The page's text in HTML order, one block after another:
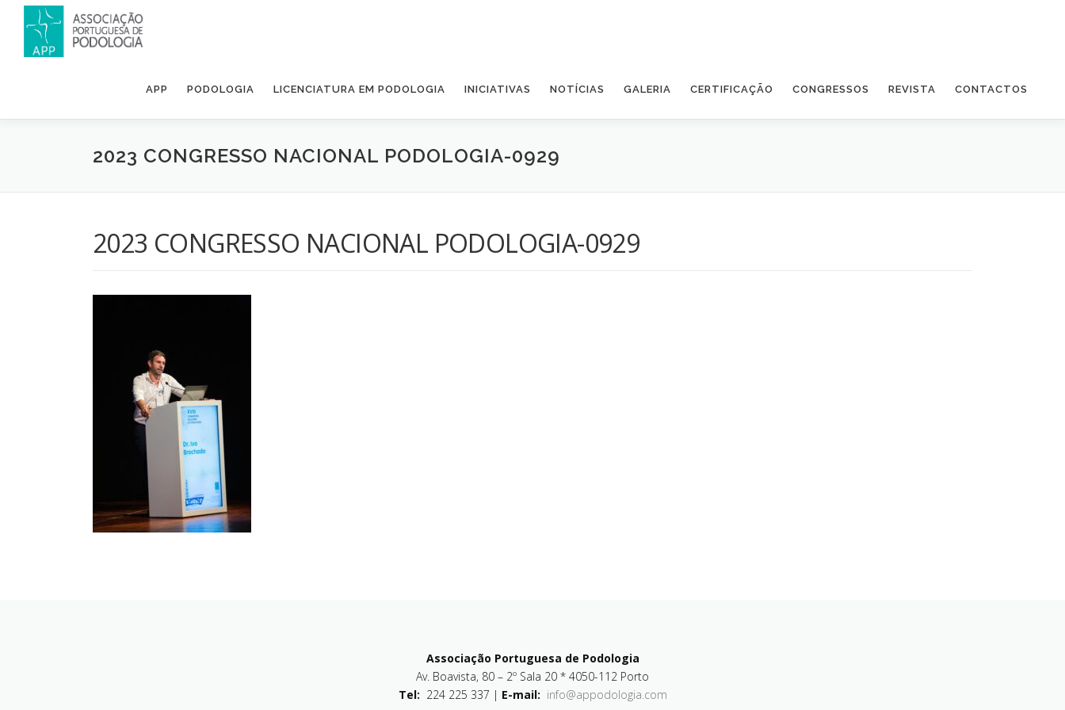
APP PODOLOGIA LICENCIATURA EM PODOLOGIA INICIATIVAS NOTÍCIAS GALERIA CERTIFICAÇÃO CONGRESSOS REVISTA CONTACTOS
2023 CONGRESSO NACIONAL PODOLOGIA-0929
2023 CONGRESSO NACIONAL PODOLOGIA-0929
Associação Portuguesa de Podologia
Av. Boavista, 80 – 2º Sala 20 * 4050-112 Porto
Tel: 224 225 337 | E-mail: info@appodologia.com